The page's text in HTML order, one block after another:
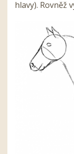
hlavy). Rovněž